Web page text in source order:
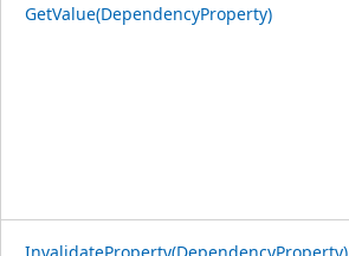
GetValue(DependencyProperty)
InvalidateProperty(DependencyProperty)